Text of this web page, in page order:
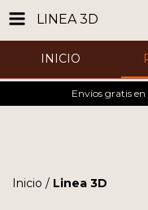
LINEA 3D
INICIO
Envíos gratis
Inicio / Linea 3D